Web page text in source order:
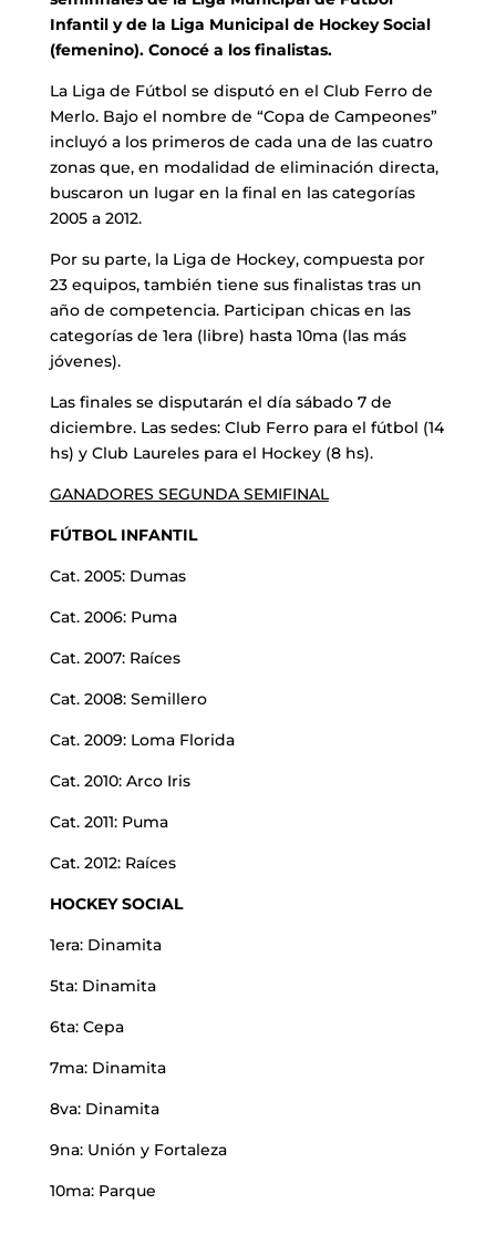
Infantil y de la Liga Municipal de Hockey Social
(femenino). Conocé a los finalistas.
La Liga de Fútbol se disputó en el Club Ferro de
Merlo. Bajo el nombre de “Copa de Campeones”
incluyó a los primeros de cada una de las cuatro
zonas que, en modalidad de eliminación directa,
buscaron un lugar en la final en las categorías
2005 a 2012.
Por su parte, la Liga de Hockey, compuesta por
23 equipos, también tiene sus finalistas tras un
año de competencia. Participan chicas en las
categorías de 1era (libre) hasta 10ma (las más
jóvenes).
Las finales se disputarán el día sábado 7 de
diciembre. Las sedes: Club Ferro para el fútbol (14
hs) y Club Laureles para el Hockey (8 hs).
GANADORES SEGUNDA SEMIFINAL
FÚTBOL INFANTIL
Cat. 2005: Dumas
Cat. 2006: Puma
Cat. 2007: Raíces
Cat. 2008: Semillero
Cat. 2009: Loma Florida
Cat. 2010: Arco Iris
Cat. 2011: Puma
Cat. 2012: Raíces
HOCKEY SOCIAL
1era: Dinamita
5ta: Dinamita
6ta: Cepa
7ma: Dinamita
8va: Dinamita
9na: Unión y Fortaleza
10ma: Parque